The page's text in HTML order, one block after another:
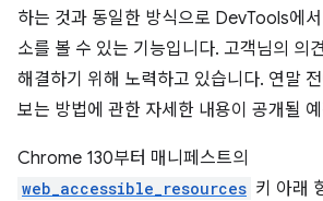
하는 것과 동일한 방식으로 DevTools에
소를 볼 수 있는 기능입니다. 고객님의 의
해결하기 위해 노력하고 있습니다. 연말
보는 방법에 관한 자세한 내용이 공개될
Chrome 130부터 매니페스트의
web_accessible_resources 키 아래